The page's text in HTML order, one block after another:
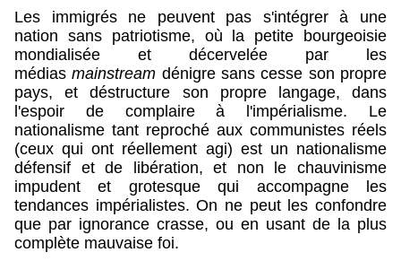
Les immigrés ne peuvent pas s'intégrer à une
nation sans patriotisme, où la petite bourgeoisie
mondialisée et décervelée par les
médiasmainstream dénigre sans cesse son propre
pays, et déstructure son propre langage, dans
l'espoir de complaire à l'impérialisme. Le
nationalisme tant reproché aux communistes réels
(ceux qui ont réellement agi) est un nationalisme
défensif et de libération, et non le chauvinisme
impudent et grotesque qui accompagne les
tendances impérialistes. On ne peut les confondre
que par ignorance crasse, ou en usant de la plus
complète mauvaise foi.